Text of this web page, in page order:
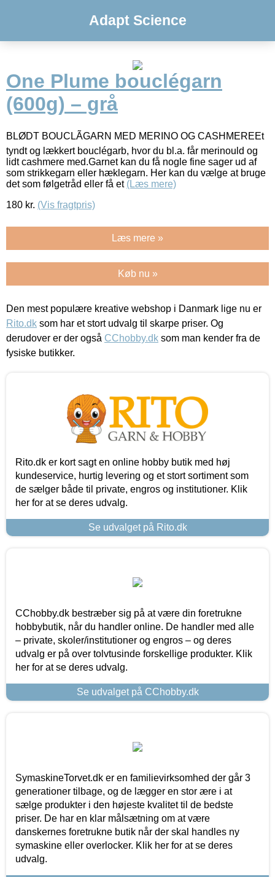
Adapt Science
One Plume bouclégarn
(600g) – grå
BLØDT BOUCLÃGARN MED MERINO OG CASHMEREEt
tyndt og lækkert bouclégarb, hvor du bl.a. får merinould og
lidt cashmere med.Garnet kan du få nogle fine sager ud af
som strikkegarn eller hæklegarn. Her kan du vælge at bruge
det som følgetråd eller få et (Læs mere)
180 kr. (Vis fragtpris)
Læs mere »
Køb nu »
Den mest populære kreative webshop i Danmark lige nu er
Rito.dk som har et stort udvalg til skarpe priser. Og
derudover er der også CChobby.dk som man kender fra de
fysiske butikker.
Rito.dk er kort sagt en online hobby butik med høj
kundeservice, hurtig levering og et stort sortiment som
de sælger både til private, engros og institutioner. Klik
her for at se deres udvalg.
Se udvalget på Rito.dk
CChobby.dk bestræber sig på at være din foretrukne
hobbybutik, når du handler online. De handler med alle
– private, skoler/institutioner og engros – og deres
udvalg er på over tolvtusinde forskellige produkter. Klik
her for at se deres udvalg.
Se udvalget på CChobby.dk
SymaskineTorvet.dk er en familievirksomhed der går 3
generationer tilbage, og de lægger en stor ære i at
sælge produkter i den højeste kvalitet til de bedste
priser. De har en klar målsætning om at være
danskernes foretrukne butik når der skal handles ny
symaskine eller overlocker. Klik her for at se deres
udvalg.